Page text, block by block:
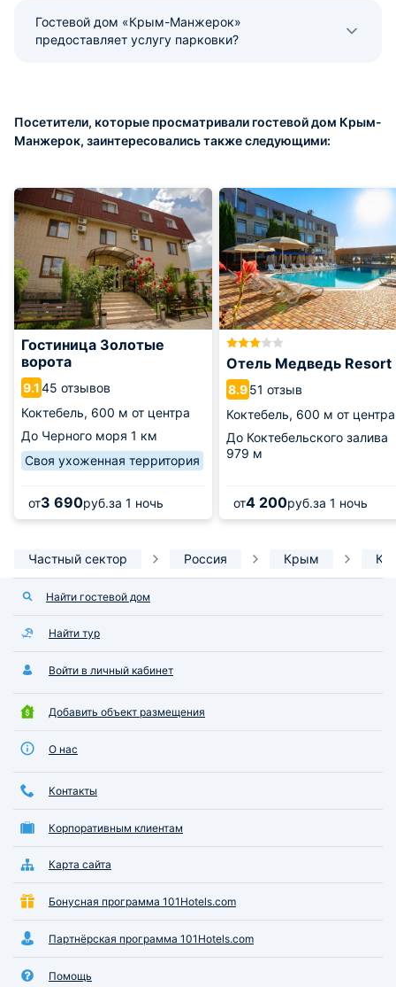
Гостевой дом «Крым-Манжерок»
предоставляет услугу парковки?
Посетители, которые просматривали гостевой дом Крым-
Манжерок, заинтересовались также следующими:
Гостиница Золотые
ворота
9.145 отзывов
Коктебель, 600 м от центра
До Черного моря 1 км
Своя ухоженная территория
от3 690руб.за 1 ночь
Отель Медведь Resort
8.951 отзыв
Коктебель, 600 м от центра
До Коктебельского залива
979 м
от4 200руб.за 1 ночь
Частный сектор Россия Крым
Найти гостевой дом
Найти тур
Войти в личный кабинет
Добавить объект размещения
О нас
Контакты
Корпоративным клиентам
Карта сайта
Бонусная программа 101Hotels.com
Партнёрская программа 101Hotels.com
Помощь